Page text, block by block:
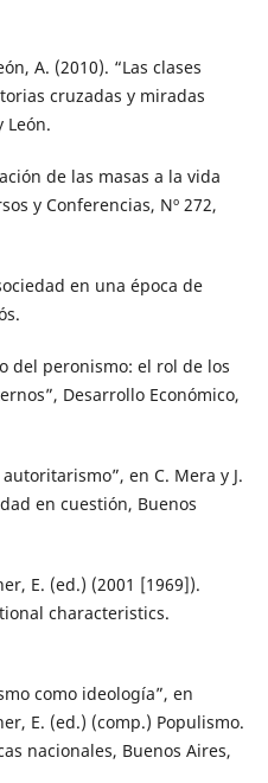
A. (2010). “Las clases
cruzadas y miradas
León.
de las masas a la vida
y Conferencias, Nº 272,
en una época de
del peronismo: el rol de los
Desarrollo Económico,
en C. Mera y J.
en cuestión, Buenos
E. (ed.) (2001 [1969]).
characteristics.
como ideología”, en
E. (ed.) (comp.) Populismo.
nacionales, Buenos Aires,